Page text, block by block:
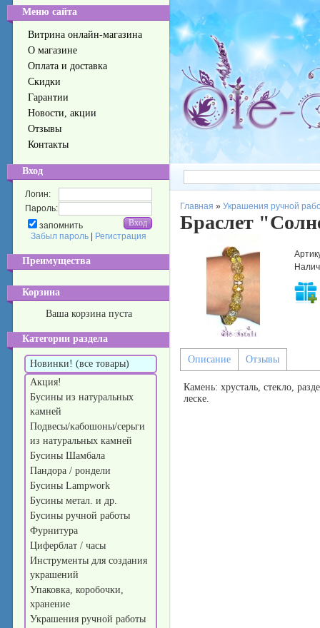
Меню сайта
Витрина онлайн-магазина
О магазине
Оплата и доставка
Скидки
Гарантии
Новости, акции
Отзывы
Контакты
Вход
Логин:
Пароль:
запомнить
Забыл пароль
Регистрация
Преимущества
Корзина
Ваша корзина пуста
Категории раздела
Новинки! (все товары)
Акция!
Бусины из натуральных
камней
Подвесы/кабошоны/серьги
из натуральных камней
Бусины Шамбала
Пандора / рондели
Бусины Lampwork
Бусины метал. и др.
Бусины ручной работы
Фурнитура
Циферблат / часы
Инструменты для создания
украшений
Упаковка, коробочки,
хранение
Украшения ручной работы
Главная » Украшения ручной
Браслет
Описание Отзывы
Камень: хрусталь, стекло,
леске.